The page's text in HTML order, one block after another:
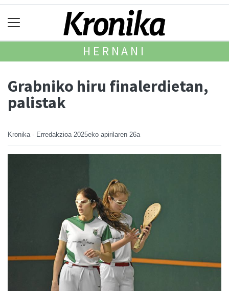
HERNANI
Grabniko hiru finalerdietan,
palistak
Kronika - Erredakzioa 2025eko apirilaren 26a